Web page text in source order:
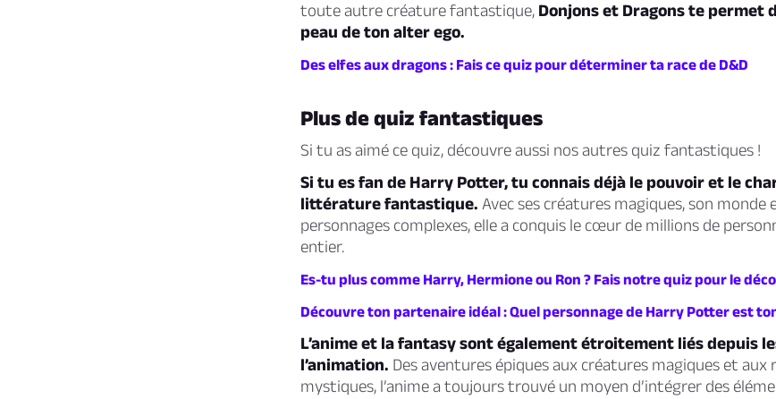
toute autre créature fantastique, Donjons et Dragons te permet
peau de ton alter ego.
Des elfes aux dragons : Fais ce quiz pour déterminer ta race de D&D
Plus de quiz fantastiques
Si tu as aimé ce quiz, découvre aussi nos autres quiz fantastiques !
Si tu es fan de Harry Potter, tu connais déjà le pouvoir et le
littérature fantastique. Avec ses créatures magiques, son monde
personnages complexes, elle a conquis le cœur de millions de
entier.
Es-tu plus comme Harry, Hermione ou Ron ? Fais notre quiz pour le
Découvre ton partenaire idéal : Quel personnage de Harry Potter est
L’anime et la fantasy sont également étroitement liés depuis
l’animation. Des aventures épiques aux créatures magiques et aux
mystiques, l’anime a toujours trouvé un moyen d’intégrer des